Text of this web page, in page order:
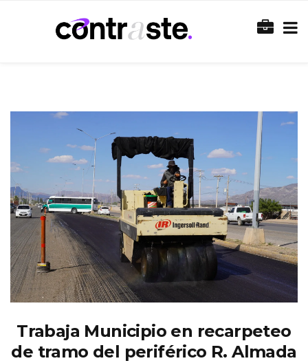
Trabaja Municipio en recarpeteo
de tramo del periférico R. Almada